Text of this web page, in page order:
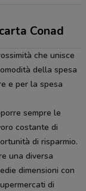
Conad
che unisce
della spesa
e per la spesa
sempre le
costante di
di risparmio.
una diversa
dimensioni con
di